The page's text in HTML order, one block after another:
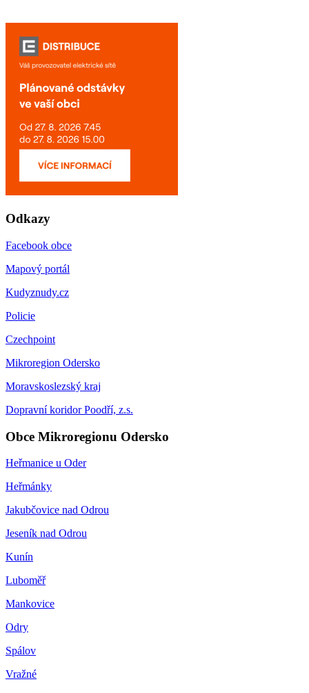
Odkazy
Facebook obce
Mapový portál
Kudyznudy.cz
Policie
Czechpoint
Mikroregion Odersko
Moravskoslezský kraj
Dopravní koridor Poodří, z.s.
Obce Mikroregionu Odersko
Heřmanice u Oder
Heřmánky
Jakubčovice nad Odrou
Jeseník nad Odrou
Kunín
Luboměř
Mankovice
Odry
Spálov
Vražné